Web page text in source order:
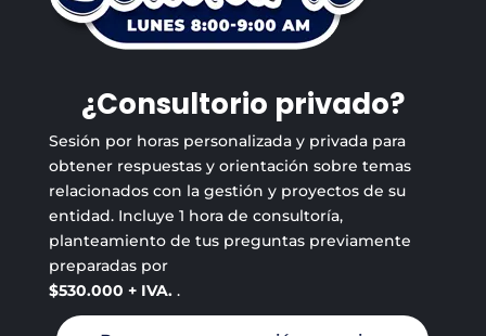
¿Consultorio privado?
Sesión por horas personalizada y privada para
obtener respuestas y orientación sobre temas
relacionados con la gestión y proyectos de su
entidad. Incluye 1 hora de consultoría,
planteamiento de tus preguntas previamente
preparadas por
$530.000 + IVA. .